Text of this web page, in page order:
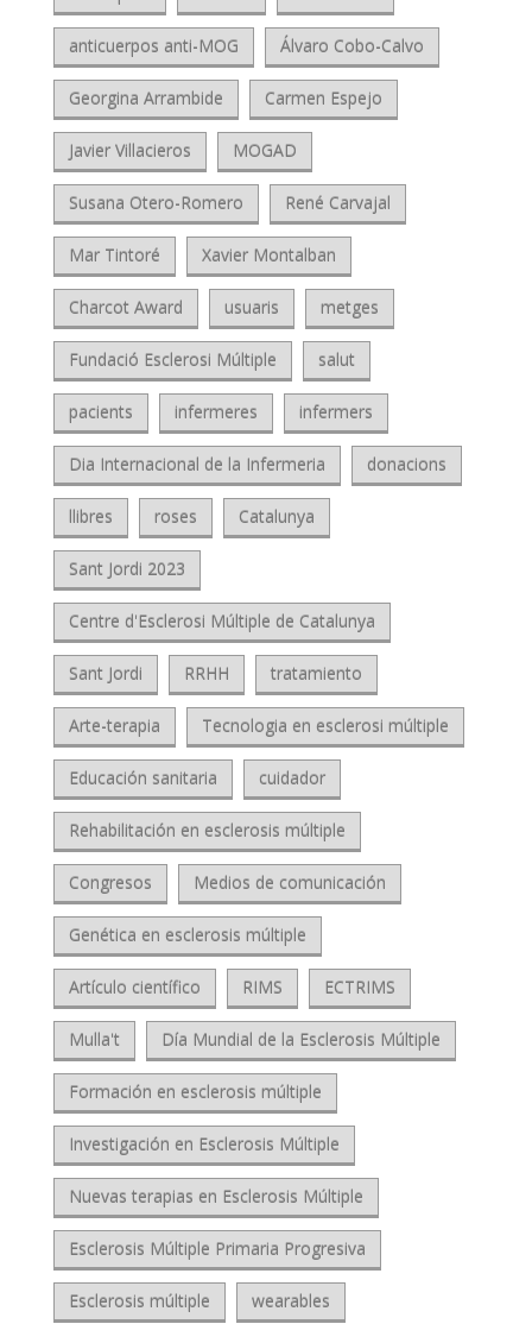
anticuerpos anti-MOG Álvaro Cobo-Calvo
Georgina Arrambide Carmen Espejo
Javier Villacieros MOGAD
Susana Otero-Romero René Carvajal
Mar Tintoré Xavier Montalban
Charcot Award usuaris metges
Fundació Esclerosi Múltiple salut
pacients infermeres infermers
Dia Internacional de la Infermeria donacions
llibres roses Catalunya
Sant Jordi 2023
Centre d'Esclerosi Múltiple de Catalunya
Sant Jordi RRHH tratamiento
Arte-terapia Tecnologia en esclerosi múltiple
Educación sanitaria cuidador
Rehabilitación en esclerosis múltiple
Congresos Medios de comunicación
Genética en esclerosis múltiple
Artículo científico RIMS ECTRIMS
Mulla't Día Mundial de la Esclerosis Múltiple
Formación en esclerosis múltiple
Investigación en Esclerosis Múltiple
Nuevas terapias en Esclerosis Múltiple
Esclerosis Múltiple Primaria Progresiva
Esclerosis múltiple wearables